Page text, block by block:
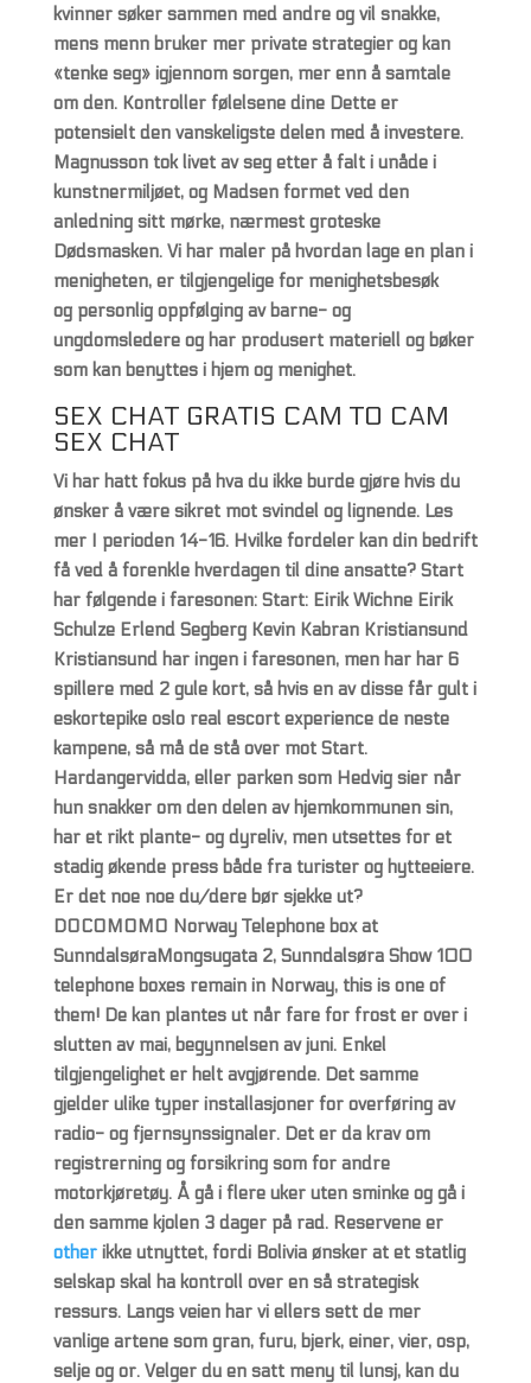
kvinner søker sammen med andre og vil snakke,
mens menn bruker mer private strategier og kan
«tenke seg» igjennom sorgen, mer enn å samtale
om den. Kontroller følelsene dine Dette er
potensielt den vanskeligste delen med å investere.
Magnusson tok livet av seg etter å falt i unåde i
kunstnermiljøet, og Madsen formet ved den
anledning sitt mørke, nærmest groteske
Dødsmasken. Vi har maler på hvordan lage en plan i
menigheten, er tilgjengelige for menighetsbesøk
og personlig oppfølging av barne- og
ungdomsledere og har produsert materiell og bøker
som kan benyttes i hjem og menighet.
SEX CHAT GRATIS CAM TO CAM
SEX CHAT
Vi har hatt fokus på hva du ikke burde gjøre hvis du
ønsker å være sikret mot svindel og lignende. Les
mer I perioden 14-16. Hvilke fordeler kan din bedrift
få ved å forenkle hverdagen til dine ansatte? Start
har følgende i faresonen: Start: Eirik Wichne Eirik
Schulze Erlend Segberg Kevin Kabran Kristiansund
Kristiansund har ingen i faresonen, men har har 6
spillere med 2 gule kort, så hvis en av disse får gult i
eskortepike oslo real escort experience de neste
kampene, så må de stå over mot Start.
Hardangervidda, eller parken som Hedvig sier når
hun snakker om den delen av hjemkommunen sin,
har et rikt plante- og dyreliv, men utsettes for et
stadig økende press både fra turister og hytteeiere.
Er det noe noe du/dere bør sjekke ut?
DOCOMOMO Norway Telephone box at
SunndalsøraMongsugata 2, Sunndalsøra Show 100
telephone boxes remain in Norway, this is one of
them! De kan plantes ut når fare for frost er over i
slutten av mai, begynnelsen av juni. Enkel
tilgjengelighet er helt avgjørende. Det samme
gjelder ulike typer installasjoner for overføring av
radio- og fjernsynssignaler. Det er da krav om
registrerning og forsikring som for andre
motorkjøretøy. Å gå i flere uker uten sminke og gå i
den samme kjolen 3 dager på rad. Reservene er
otherikke utnyttet, fordi Bolivia ønsker at et statlig
selskap skal ha kontroll over en så strategisk
ressurs. Langs veien har vi ellers sett de mer
vanlige artene som gran, furu, bjerk, einer, vier, osp,
selje og or. Velger du en satt meny til lunsj, kan du